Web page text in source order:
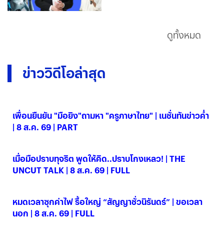
ดูทั้งหมด
ข่าววิดีโอล่าสุด
เพื่อนยืนยัน "มือยิง"ถามหา "ครูภาษาไทย" | เนชั่นทันข่าวค่ำ
| 8 ส.ค. 69 | PART
เมื่อมือปราบทุจริต พูดให้คิด..ปราบโกงเหลว! | THE
UNCUT TALK | 8 ส.ค. 69 | FULL
หมดเวลาซุกค่าไฟ รื้อใหญ่ “สัญญาชั่วนิรันดร์” | ขอเวลา
นอก | 8 ส.ค. 69 | FULL